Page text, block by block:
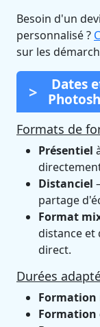
Besoin d'un
personnalisé ?
sur les
Dates
Formats de
Présentiel
Distanciel
partage
Format
distance et
direct.
Durées
Formation
Formation